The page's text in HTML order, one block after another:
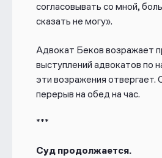
согласовывать со мной,
сказать не могу».
Адвокат Беков возражает
выступлений адвокатов по
эти возражения отвергает.
перерыв на обед на час.
***
Суд продолжается.